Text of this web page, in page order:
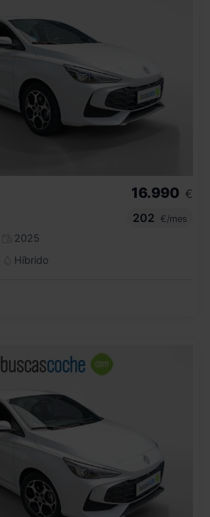
2025
Híbrido
16.990 €
202
€/mes